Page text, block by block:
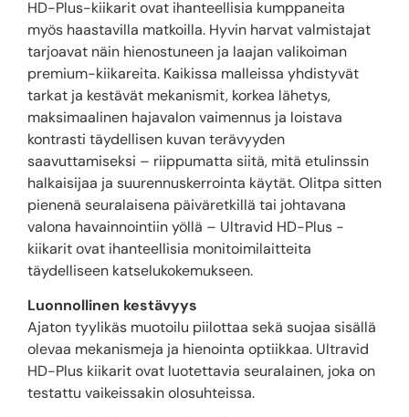
HD-Plus-kiikarit ovat ihanteellisia kumppaneita
myös haastavilla matkoilla. Hyvin harvat valmistajat
tarjoavat näin hienostuneen ja laajan valikoiman
premium-kiikareita. Kaikissa malleissa yhdistyvät
tarkat ja kestävät mekanismit, korkea lähetys,
maksimaalinen hajavalon vaimennus ja loistava
kontrasti täydellisen kuvan terävyyden
saavuttamiseksi – riippumatta siitä, mitä etulinssin
halkaisijaa ja suurennuskerrointa käytät. Olitpa sitten
pienenä seuralaisena päiväretkillä tai johtavana
valona havainnointiin yöllä – Ultravid HD-Plus -
kiikarit ovat ihanteellisia monitoimilaitteita
täydelliseen katselukokemukseen.
Luonnollinen kestävyys
Ajaton tyylikäs muotoilu piilottaa sekä suojaa sisällä
olevaa mekanismeja ja hienointa optiikkaa. Ultravid
HD-Plus kiikarit ovat luotettavia seuralainen, joka on
testattu vaikeissakin olosuhteissa.